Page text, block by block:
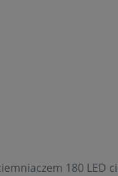
180 LED